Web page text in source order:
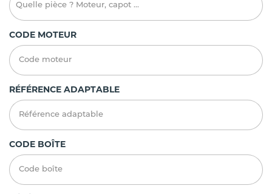
CODE MOTEUR
RÉFÉRENCE ADAPTABLE
CODE BOÎTE